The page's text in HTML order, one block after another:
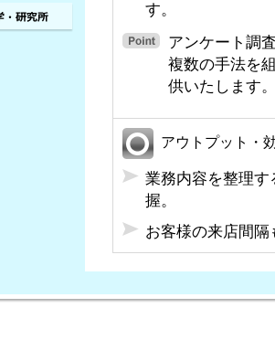
す。
アンケート調
複数の手法を
供いたします
アウトプット・
業務内容を整理
握。
お客様の来店間